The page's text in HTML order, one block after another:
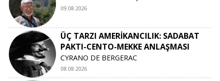
09.08.2026
ÜÇ TARZI AMERİKANCILIK: SADABAT
PAKTI-CENTO-MEKKE ANLAŞMASI
CYRANO DE BERGERAC
08.08.2026